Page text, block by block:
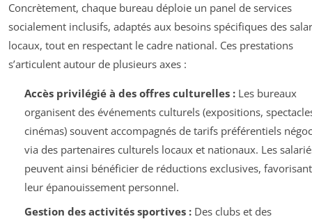
Concrètement, chaque bureau déploie un panel de services
socialement inclusifs, adaptés aux besoins spécifiques des
locaux, tout en respectant le cadre national. Ces prestations
s’articulent autour de plusieurs axes :
Accès privilégié à des offres culturelles :Les bureaux
organisent des événements culturels (expositions,
cinémas) souvent accompagnés de tarifs préférentiels
via des partenaires culturels locaux et nationaux. Les
peuvent ainsi bénéficier de réductions exclusives, favorisant
leur épanouissement personnel.
Gestion des activités sportives :Des clubs et des